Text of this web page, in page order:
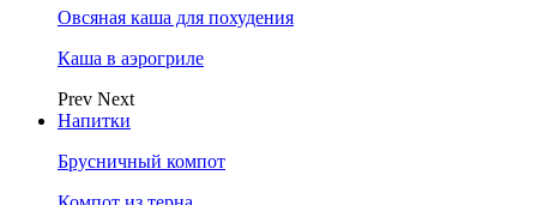
Овсяная каша для похудения
Каша в аэрогриле
Prev Next
Напитки
Брусничный компот